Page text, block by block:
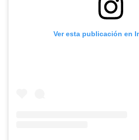
Ver esta publicación en